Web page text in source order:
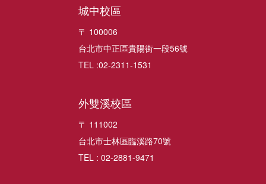
城中校區
〒 100006
台北市中正區貴陽街一段56號
TEL :02-2311-1531
外雙溪校區
〒 111002
台北市士林區臨溪路70號
TEL : 02-2881-9471